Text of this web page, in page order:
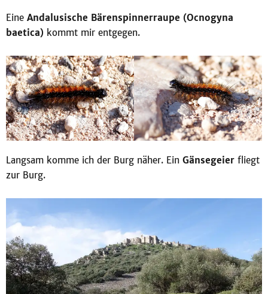
Eine Andalusische Bärenspinnerraupe (Ocnogyna
baetica) kommt mir entgegen.
Langsam komme ich der Burg näher. Ein Gänsegeier fliegt
zur Burg.